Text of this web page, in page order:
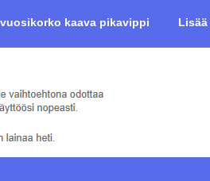
kaava pikavippi Lisää